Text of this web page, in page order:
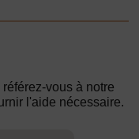
vous à notre
l'aide nécessaire.